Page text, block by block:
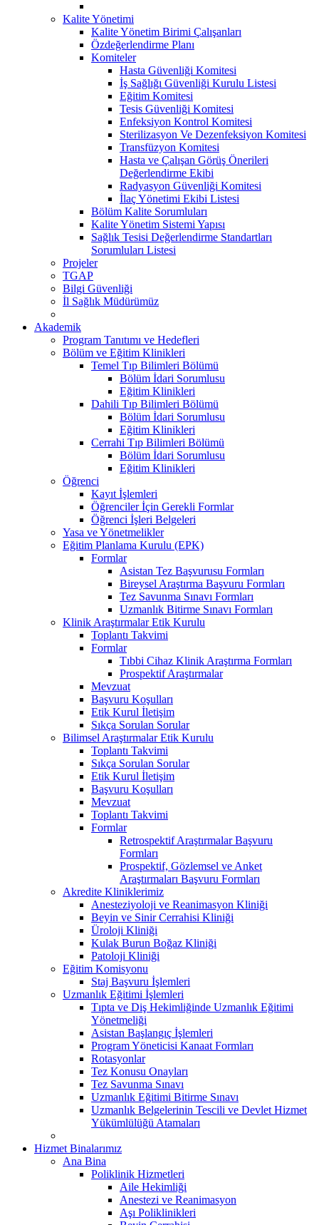
Kalite Yönetimi
Kalite Yönetim Birimi Çalışanları
Özdeğerlendirme Planı
Komiteler
Hasta Güvenliği Komitesi
İş Sağlığı Güvenliği Kurulu Listesi
Eğitim Komitesi
Tesis Güvenliği Komitesi
Enfeksiyon Kontrol Komitesi
Sterilizasyon Ve Dezenfeksiyon Komitesi
Transfüzyon Komitesi
Hasta ve Çalışan Görüş Önerileri
Değerlendirme Ekibi
Radyasyon Güvenliği Komitesi
İlaç Yönetimi Ekibi Listesi
Bölüm Kalite Sorumluları
Kalite Yönetim Sistemi Yapısı
Sağlık Tesisi Değerlendirme Standartları
Sorumluları Listesi
Projeler
TGAP
Bilgi Güvenliği
İl Sağlık Müdürümüz
Akademik
Program Tanıtımı ve Hedefleri
Bölüm ve Eğitim Klinikleri
Temel Tıp Bilimleri Bölümü
Bölüm İdari Sorumlusu
Eğitim Klinikleri
Dahili Tıp Bilimleri Bölümü
Bölüm İdari Sorumlusu
Eğitim Klinikleri
Cerrahi Tıp Bilimleri Bölümü
Bölüm İdari Sorumlusu
Eğitim Klinikleri
Öğrenci
Kayıt İşlemleri
Öğrenciler İçin Gerekli Formlar
Öğrenci İşleri Belgeleri
Yasa ve Yönetmelikler
Eğitim Planlama Kurulu (EPK)
Formlar
Asistan Tez Başvurusu Formları
Bireysel Araştırma Başvuru Formları
Tez Savunma Sınavı Formları
Uzmanlık Bitirme Sınavı Formları
Klinik Araştırmalar Etik Kurulu
Toplantı Takvimi
Formlar
Tıbbi Cihaz Klinik Araştırma Formları
Prospektif Araştırmalar
Mevzuat
Başvuru Koşulları
Etik Kurul İletişim
Sıkça Sorulan Sorular
Bilimsel Araştırmalar Etik Kurulu
Toplantı Takvimi
Sıkça Sorulan Sorular
Etik Kurul İletişim
Başvuru Koşulları
Mevzuat
Toplantı Takvimi
Formlar
Retrospektif Araştırmalar Başvuru
Formları
Prospektif, Gözlemsel ve Anket
Araştırmaları Başvuru Formları
Akredite Kliniklerimiz
Anesteziyoloji ve Reanimasyon Kliniği
Beyin ve Sinir Cerrahisi Kliniği
Üroloji Kliniği
Kulak Burun Boğaz Kliniği
Patoloji Kliniği
Eğitim Komisyonu
Staj Başvuru İşlemleri
Uzmanlık Eğitimi İşlemleri
Tıpta ve Diş Hekimliğinde Uzmanlık Eğitimi
Yönetmeliği
Asistan Başlangıç İşlemleri
Program Yöneticisi Kanaat Formları
Rotasyonlar
Tez Konusu Onayları
Tez Savunma Sınavı
Uzmanlık Eğitimi Bitirme Sınavı
Uzmanlık Belgelerinin Tescili ve Devlet Hizmet
Yükümlülüğü Atamaları
Hizmet Binalarımız
Ana Bina
Poliklinik Hizmetleri
Aile Hekimliği
Anestezi ve Reanimasyon
Aşı Poliklinikleri